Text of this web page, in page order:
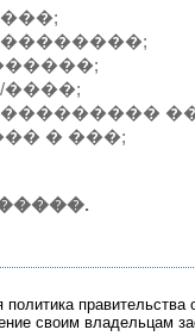
� ���;
своим владельцам